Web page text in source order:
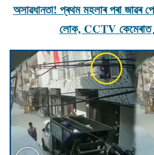
অসাৱধানতা! প্ৰথম মহলাৰ পৰা জাৱৰ
লােক, CCTV কেমেৰাত